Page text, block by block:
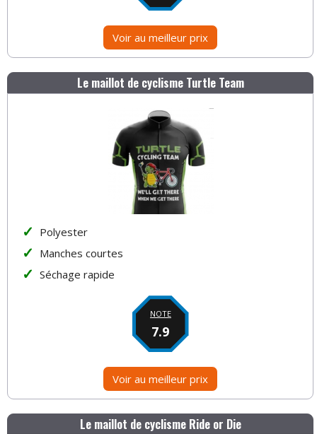
Voir au meilleur prix
Le maillot de cyclisme Turtle Team
Polyester
Manches courtes
Séchage rapide
NOTE
7.9
Voir au meilleur prix
Le maillot de cyclisme Ride or Die